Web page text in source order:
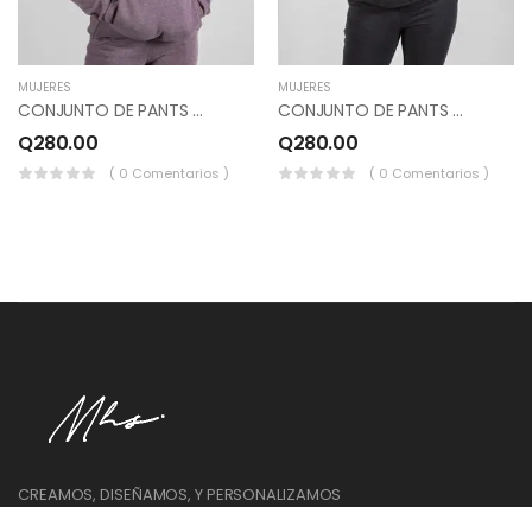
MUJERES
CONJUNTO DE PANTS Y SUDADERO COMBINADO, COLOR MARFIL, LILA JASPEADO.
Q280.00
( 0 Comentarios )
MUJERES
CONJUNTO DE PANTS Y SUDADERO PICOS, COLOR NEGRO, BLANCO, GRIS OSCURO.
Q280.00
( 0 Comentarios )
CREAMOS, DISEÑAMOS, Y PERSONALIZAMOS